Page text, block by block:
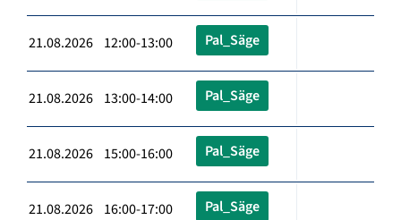
21.08.2026 12:00-13:00 Pal_Säge
21.08.2026 13:00-14:00 Pal_Säge
21.08.2026 15:00-16:00 Pal_Säge
21.08.2026 16:00-17:00 Pal_Säge